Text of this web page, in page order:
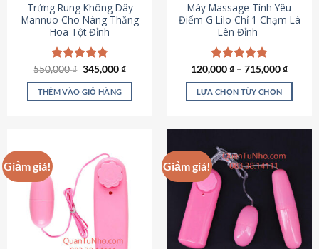
Trứng Rung Không Dây
Mannuo Cho Nàng Thăng
Hoa Tột Đỉnh
Được xếp
hạng4.81
5 sao
550,000₫ Giá
là:
550,000 ₫.
345,000₫Giá
tại
THÊM VÀO GIỎ HÀNG
Máy Massage Tình Yêu
Điểm G Lilo Chỉ 1 Chạm Là
Lên Đỉnh
Được xếp
hạng4.85
5 sao
120,000₫ – 715,000₫
LỰA CHỌN TÙY CHỌN
có
nhiều
biến
thể.
Các
tùy
chọn
Giảm giá! Giảm giá!